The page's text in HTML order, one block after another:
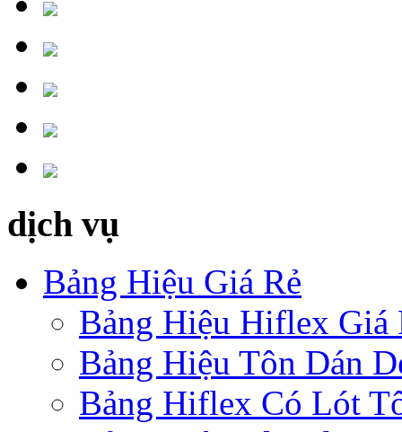
dịch vụ
Bảng Hiệu Giá Rẻ
Bảng Hiệu Hiflex Giá
Bảng Hiệu Tôn Dán
Bảng Hiflex Có Lót